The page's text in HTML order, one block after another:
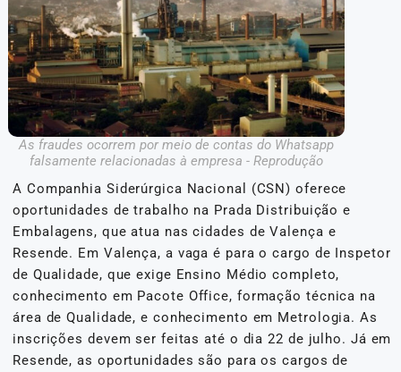
As fraudes ocorrem por meio de contas do Whatsapp
falsamente relacionadas à empresa - Reprodução
A Companhia Siderúrgica Nacional (CSN) oferece
oportunidades de trabalho na Prada Distribuição e
Embalagens, que atua nas cidades de Valença e
Resende. Em Valença, a vaga é para o cargo de Inspetor
de Qualidade, que exige Ensino Médio completo,
conhecimento em Pacote Office, formação técnica na
área de Qualidade, e conhecimento em Metrologia. As
inscrições devem ser feitas até o dia 22 de julho. Já em
Resende, as oportunidades são para os cargos de